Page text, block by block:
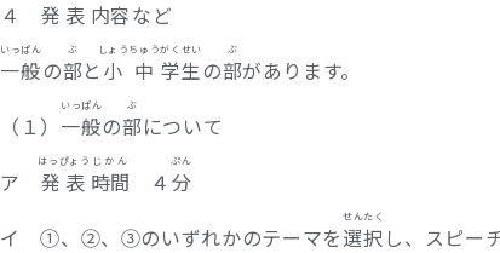
４ 発表 内容など
一般
いっぱん
の部
ぶ
と 小中
しょうちゅう
学生
がくせい
の部
ぶ
があります。
（１） 一般
いっぱん
の部
ぶ
について
ア 発表
はっぴょう
時間
じかん
４ 分
ぷん
イ ①、②、③のいずれかのテーマを選択
せんたく
し、スピー